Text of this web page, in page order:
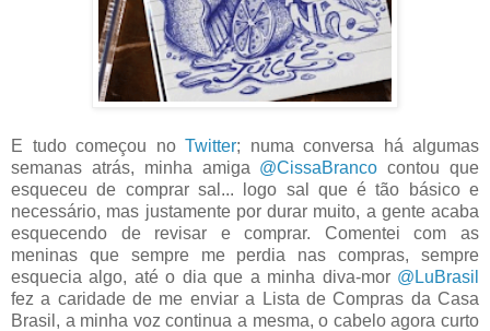
E tudo começou no Twitter; numa conversa há algumas
semanas atrás, minha amiga @CissaBranco contou que
esqueceu de comprar sal... logo sal que é tão básico e
necessário, mas justamente por durar muito, a gente acaba
esquecendo de revisar e comprar. Comentei com as
meninas que sempre me perdia nas compras, sempre
esquecia algo, até o dia que a minha diva-mor @LuBrasil
fez a caridade de me enviar a Lista de Compras da Casa
Brasil, a minha voz continua a mesma, o cabelo agora curto